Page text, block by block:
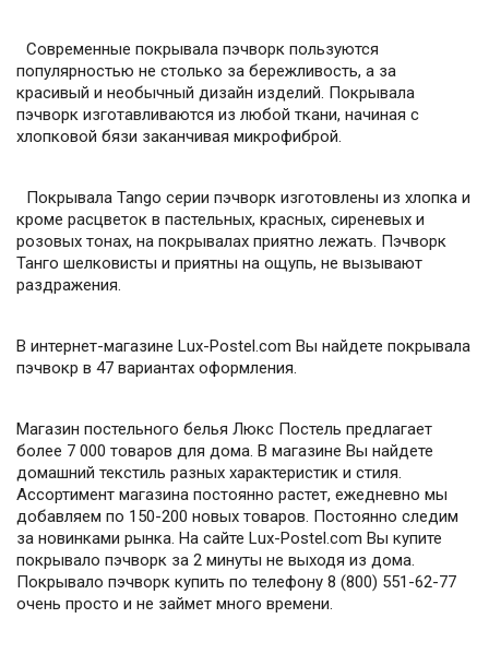
Современные покрывала пэчворк пользуются
популярностью не столько за бережливость, а за
красивый и необычный дизайн изделий. Покрывала
пэчворк изготавливаются из любой ткани, начиная с
хлопковой бязи заканчивая микрофиброй.
Покрывала Tango серии пэчворк изготовлены из хлопка и
кроме расцветок в пастельных, красных, сиреневых и
розовых тонах, на покрывалах приятно лежать. Пэчворк
Танго шелковисты и приятны на ощупь, не вызывают
раздражения.
В интернет-магазине Lux-Postel.com Вы найдете покрывала
пэчвокр в 47 вариантах оформления.
Магазин постельного белья Люкс Постель предлагает
более 7 000 товаров для дома. В магазине Вы найдете
домашний текстиль разных характеристик и стиля.
Ассортимент магазина постоянно растет, ежедневно мы
добавляем по 150-200 новых товаров. Постоянно следим
за новинками рынка. На сайте Lux-Postel.com Вы купите
покрывало пэчворк за 2 минуты не выходя из дома.
Покрывало пэчворк купить по телефону 8 (800) 551-62-77
очень просто и не займет много времени.